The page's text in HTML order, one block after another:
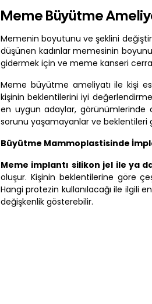
Meme Büyütme
Memenin boyutunu ve şeklini
düşünen kadınlar memesinin
gidermek için ve meme kanseri
Meme büyütme ameliyatı ile kişi
kişinin beklentilerini iyi
en uygun adaylar, görünümlerinde
sorunu yaşamayanlar ve beklentileri
Büyütme Mammoplastisinde
Meme implantı silikon jel ile ya
oluşur. Kişinin beklentilerine göre
Hangi protezin kullanılacağı ile ilgili
değişkenlik gösterebilir.